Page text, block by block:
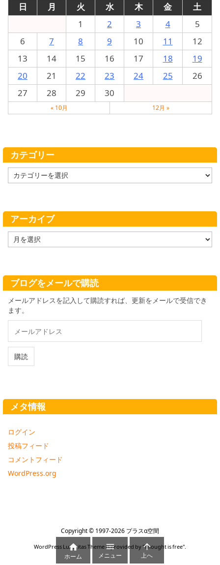
日
月 火 水 木 金
土
1
2 3 4
5
6
7 8 9 10 11
12
13
14 15 16 17 18
19
20
21 22 23 24 25
26
27
28 29 30
« 10月 12月 »
カテゴリー
テ
ー
アーカイブ
ー
ブ
ブログをメールで購読
メールアドレスを記入して購読すれば、更新をメールで受信でき
ます。
ル
ド
購読
メタ情報
ログイン
投稿フィード
コメントフィード
WordPress.org
Copyright © 1997-2026 プラスα空間
WordPress Luxeritas Theme is provided by "Thought is free".

ホーム

メニュー

上へ